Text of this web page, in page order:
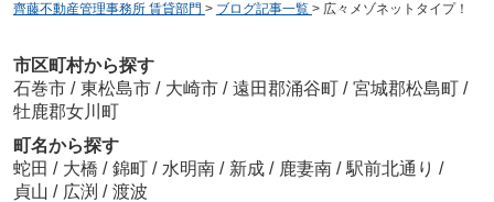
齊藤不動産管理事務所 賃貸部門 > ブログ記事一覧 > 広々メゾネットタイプ！
市区町村から探す
石巻市 / 東松島市 / 大崎市 / 遠田郡涌谷町 / 宮城郡松島町 /
牡鹿郡女川町
町名から探す
蛇田 / 大橋 / 錦町 / 水明南 / 新成 / 鹿妻南 / 駅前北通り /
貞山 / 広渕 / 渡波